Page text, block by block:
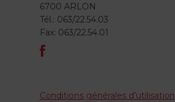
6700 ARLON
Tél.: 063/22.54.03
Fax: 063/22.54.01
Conditions générales d’utilisation